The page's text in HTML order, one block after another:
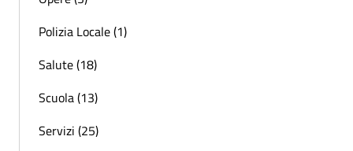
Polizia Locale (1)
Salute (18)
Scuola (13)
Servizi (25)